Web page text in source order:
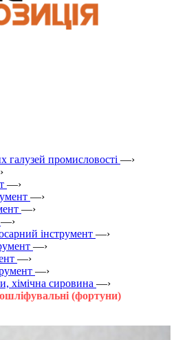
галузей промисловості —›
—›
—›
—›
—›
інструмент —›
—›
—›
—›
хімічна сировина —›
(фортуни)